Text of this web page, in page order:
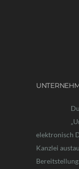
elektronisch